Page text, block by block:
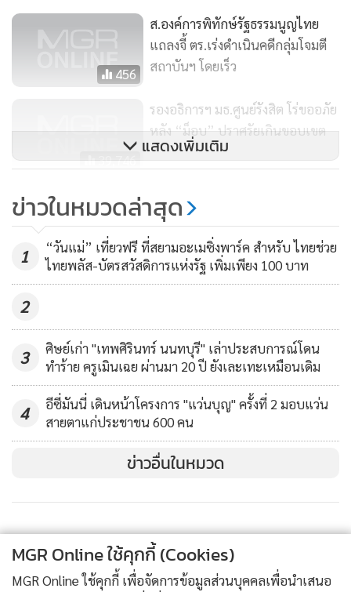
456
ส.องค์การพิทักษ์รัฐธรรมนูญไทย
แถลงจี้ ตร.เร่งดำเนินคดีกลุ่มโจมตี
สถาบันฯ โดยเร็ว
39,746
รองอธิการฯ มธ.ศูนย์รังสิต โร่ขออภัย
หลัง “ม็อบ” ปราศรัยเกินขอบเขต
1,506
นศ.มธ.อ้าง105คณาจารย์หนุน
แสดงเพิ่มเติม
ข่าวในหมวดล่าสุด
1
“วันแม่” เที่ยวฟรี ที่สยามอะเมซิ่งพาร์ค สำหรับ ไทยช่วย
ไทยพลัส-บัตรสวัสดิการแห่งรัฐ เพิ่มเพียง 100 บาท
2
3
ศิษย์เก่า "เทพศิรินทร์ นนทบุรี" เล่าประสบการณ์​โดน
ทำร้าย ครูเมินเฉย ผ่านมา 20 ปี ยังเละเทะเหมือนเดิม
4
อีซี่มันนี่ เดินหน้าโครงการ "แว่นบุญ" ครั้งที่ 2 มอบแว่น
สายตาแก่ประชาชน 600 คน
ข่าวอื่นในหมวด
MGR Online ใช้คุกกี้ (Cookies)
MGR Online ใช้คุกกี้ เพื่อจัดการข้อมูลส่วนบุคคลเพื่อนำเสนอ